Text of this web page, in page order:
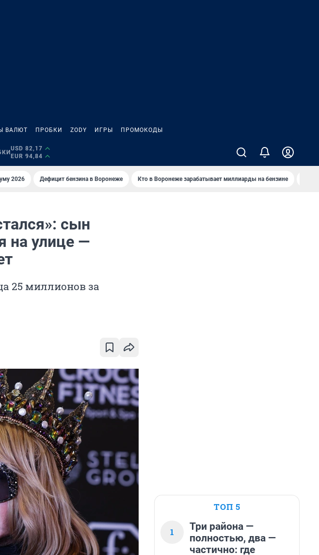
ВАЛЮТ ПРОБКИ ZODY ИГРЫ ПРОМОКОДЫ
USD 82,17
EUR 94,84
2026 Дефицит бензина в Воронеже Кто в Воронеже зарабатывает миллиарды на бензине
сын
на улице —
25 миллионов за
ТОП 5
1
Три района —
полностью, два —
частично: где